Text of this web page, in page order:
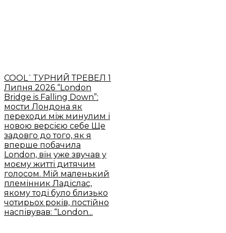
COOL`TУРНИЙ ТРЕВЕЛ 1
Липня 2026 “London
Bridge is Falling Down”:
мости Лондона як
переходи між минулим і
новою версією себе Ще
задовго до того, як я
вперше побачила
London, він уже звучав у
моєму житті дитячим
голосом. Мій маленький
племінник Ладіслас,
якому тоді було близько
чотирьох років, постійно
наспівував: “London...